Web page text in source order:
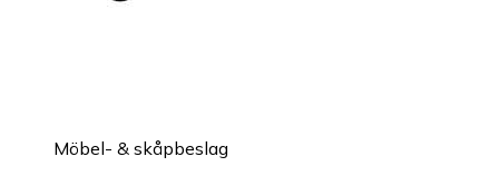
Möbel- & skåpbeslag